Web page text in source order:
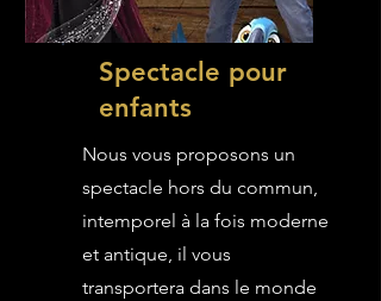
Spectacle pour
enfants
Nous vous proposons un
spectacle hors du commun,
intemporel à la fois moderne
et antique, il vous
transportera dans le monde